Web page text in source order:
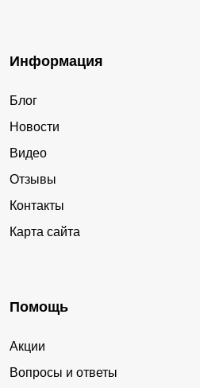
Информация
Блог
Новости
Видео
Отзывы
Контакты
Карта сайта
Помощь
Акции
Вопросы и ответы